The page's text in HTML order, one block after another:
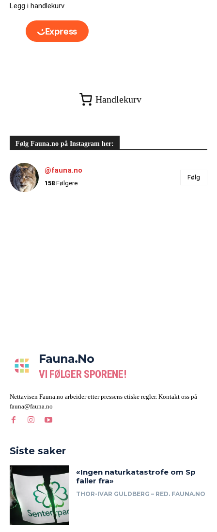
Legg i handlekurv
Handlekurv
Følg Fauna.no på Instagram her:
@fauna.no
158 Følgere
Følg
Fauna.no
VI FØLGER SPORENE!
Nettavisen Fauna.no arbeider etter pressens etiske regler. Kontakt oss på
fauna@fauna.no
Siste saker
«Ingen naturkatastrofe om Sp
faller fra»
THOR-IVAR GULDBERG – RED. FAUNA.NO